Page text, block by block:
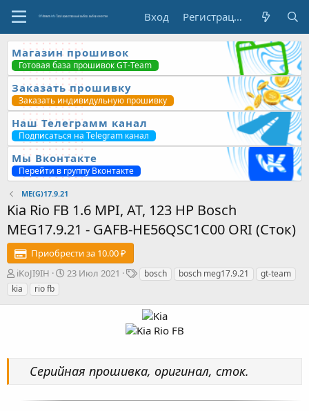
Вход Регистрация
Магазин прошивок
Готовая база прошивок GT-Team
Заказать прошивку
Заказать индивидульную прошивку
Наш Телеграмм канал
Подписаться на Telegram канал
Мы Вконтакте
Перейти в группу Вконтакте
ME(G)17.9.21
Kia Rio FB 1.6 MPI, AT, 123 HP Bosch
MEG17.9.21 - GAFB-HE56QSC1C00 ORI (Сток)
Приобрести за 10.00 ₽
А
в
т
iKoJI9IH
Д
а
23 Июл 2021
Т
и
bosch bosch meg17.9.21
gt-team
kia
rio fb
Серийная прошивка, оригинал, сток.